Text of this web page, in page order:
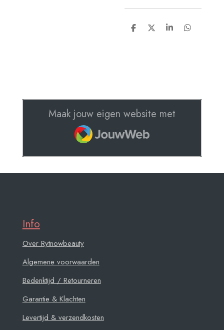
D
D
S
D
Maak jouw eigen website met
JouwWeb
Info
Over Rytnowbeauty
Algemene voorwaarden
Bedenktijd / Retourneren
Garantie & Klachten
Levertijd & verzendkosten